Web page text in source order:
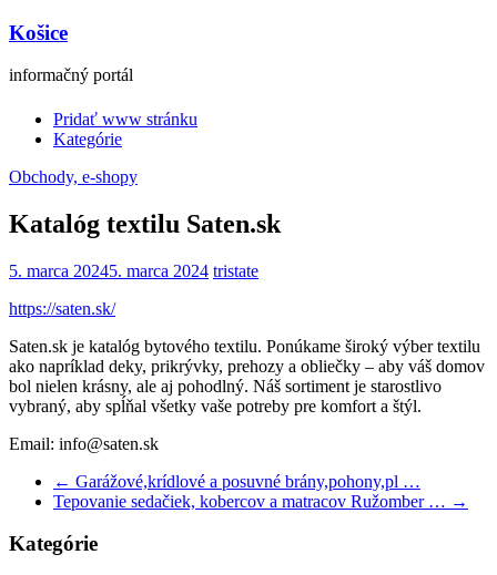
Košice
informačný portál
Pridať www stránku
Kategórie
Obchody, e-shopy
Katalóg textilu Saten.sk
5. marca 20245. marca 2024 tristate
https://saten.sk/
Saten.sk je katalóg bytového textilu. Ponúkame široký výber textilu
ako napríklad deky, prikrývky, prehozy a obliečky – aby váš domov
bol nielen krásny, ale aj pohodlný. Náš sortiment je starostlivo
vybraný, aby spĺňal všetky vaše potreby pre komfort a štýl.
Email: info@saten.sk
← Garážové,krídlové a posuvné brány,pohony,pl …
Tepovanie sedačiek, kobercov a matracov Ružomber … →
Kategórie